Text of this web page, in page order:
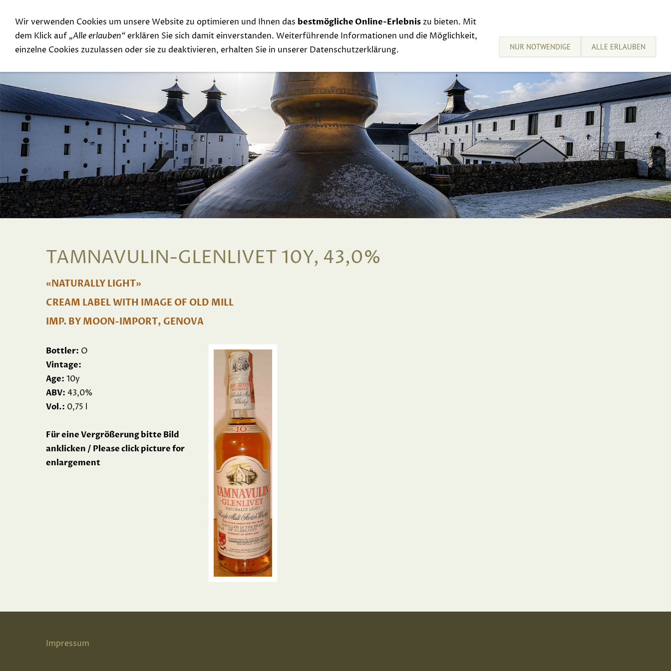
Special Offer Top Rarities Whisky Events Links Contact Exclusive Tastings
TAMNAVULIN-GLENLIVET 10Y, 43,0%
«NATURALLY LIGHT»
CREAM LABEL WITH IMAGE OF OLD MILL
IMP. BY MOON-IMPORT, GENOVA
Bottler: O
Vintage:
Age: 10y
ABV: 43,0%
Vol.: 0,75 l
Für eine Vergrößerung bitte Bild
anklicken / Please click picture for
enlargement
Impressum
Wir verwenden Cookies um unsere Website zu optimieren und Ihnen das bestmögliche Online-Erlebniszu bieten. Mit
dem Klick auf „Alle erlauben“erklären Sie sich damit einverstanden. Weiterführende Informationen und die Möglichkeit,
einzelne Cookies zuzulassen oder sie zu deaktivieren, erhalten Sie in unserer Datenschutzerklärung.
NUR NOTWENDIGE ALLE ERLAUBEN